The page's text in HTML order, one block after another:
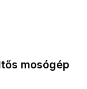
mosógép